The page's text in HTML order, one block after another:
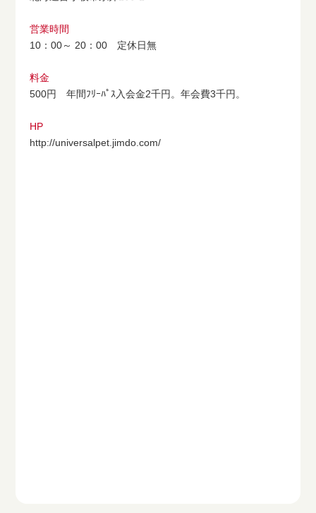
営業時間
10：00～ 20：00 定休日無
料金
500円 年間ﾌﾘｰﾊﾟｽ入会金2千円。年会費3千円。
HP
http://universalpet.jimdo.com/